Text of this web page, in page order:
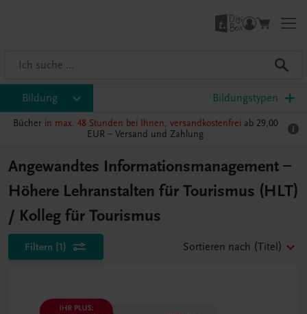
Bildung Bildungstypen
Bücher in max. 48 Stunden bei Ihnen, versandkostenfrei ab 29,00
EUR – Versand und Zahlung
Angewandtes Informationsmanagement –
Höhere Lehranstalten für Tourismus (HLT)
/ Kolleg für Tourismus
Filtern (1) Sortieren nach (Titel)